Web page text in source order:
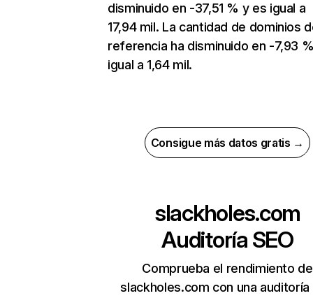
disminuido en -37,51 % y es igual a
17,94 mil. La cantidad de dominios
referencia ha disminuido en -7,93
igual a 1,64 mil.
Consigue más datos gratis →
slackholes.com
Auditoría SEO
Comprueba el rendimiento de
slackholes.com con una auditoría